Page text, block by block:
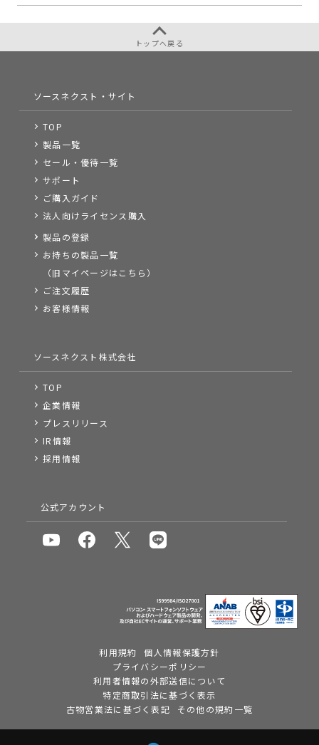
トップへ戻る
ソースネクスト・サイト
TOP
製品一覧
セール・優待一覧
サポート
ご購入ガイド
法人向けライセンス購入
製品の登録
お持ちの製品一覧
（旧マイページはこちら）
ご注文履歴
お客様情報
ソースネクスト株式会社
TOP
企業情報
プレスリリース
IR情報
採用情報
公式アカウント
利用規約
個人情報保護方針
プライバシーポリシー
利用者情報の外部送信について
特定商取引法に基づく表示
古物営業法に基づく表記
その他の規約一覧